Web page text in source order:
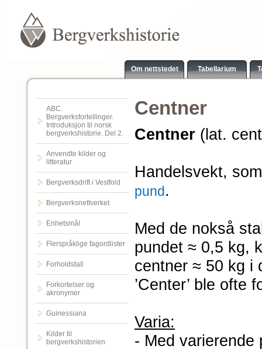
Om nettstedet Tabellarium
ABC.
Bergverksfortellinger.
Introduksjon til norsk
bergverkshistorie. Del 2.
Anvendte kilder og
litteratur
Bergverksdrift i Vestfold
Bergverksnettverket
Enhetsmål
Flerspråklige fagordlister
Forholdstall
Forkortelser og
akronymer
Guinessiana
Kilder til
bergverkshistorien
Centner
Centner (lat.
Handelsvekt,
pund.
Med de nokså
pundet ≈ 0,5 kg,
centner ≈ 50 kg i
’Center’ ble ofte
Varia:
- Med varierende